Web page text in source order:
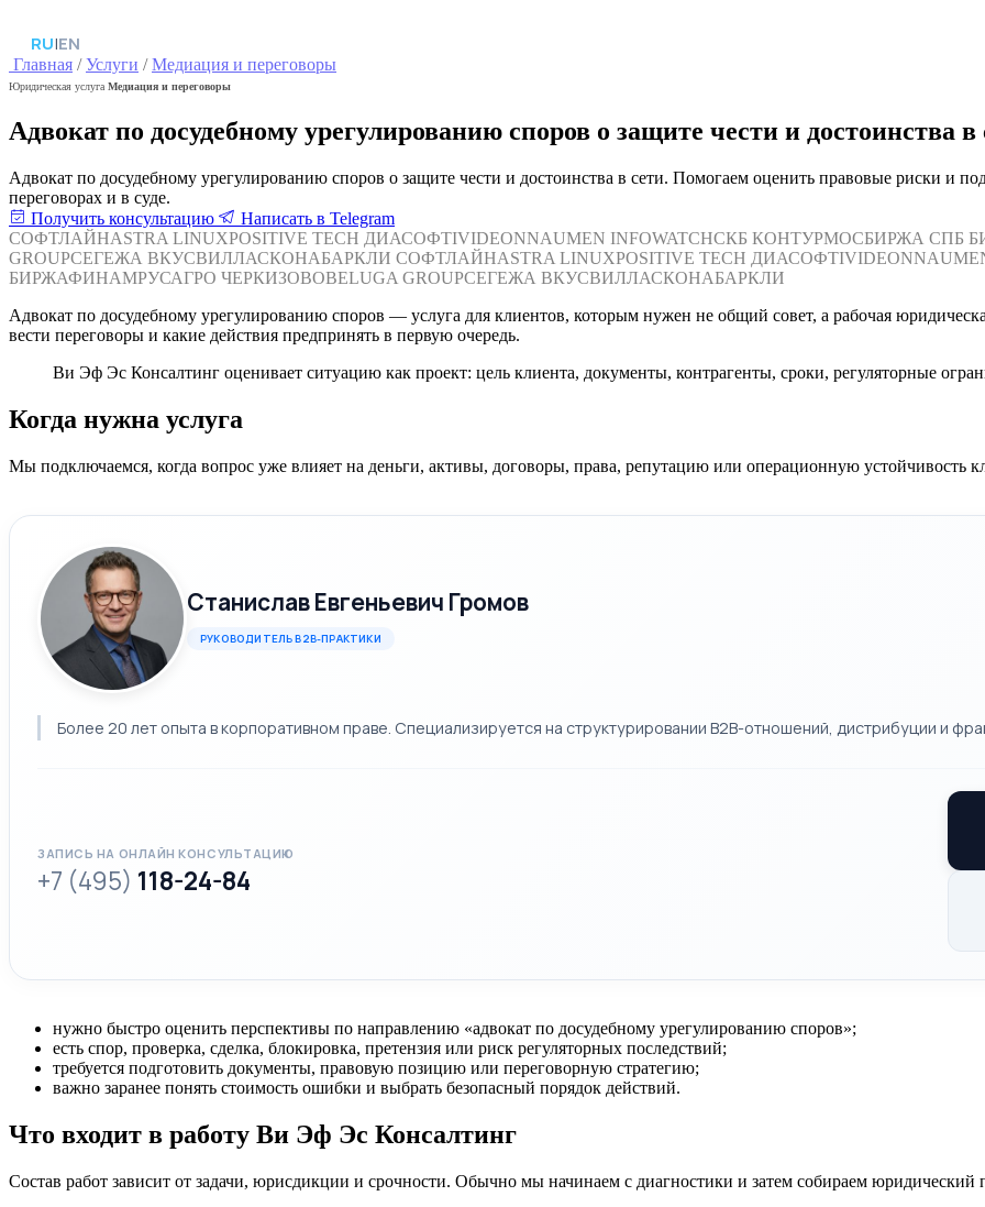
RU|EN
Главная /Услуги /Медиация и переговоры
Юридическая услуга Медиация и переговоры
Адвокат по досудебному урегулированию споров о защите чести и достоинства в
Адвокат по досудебному урегулированию споров о защите чести и достоинства в сети. Помогаем оценить правовые риски и
переговорах и в суде.
Получить консультацию
Написать в Telegram
СОФТЛАЙНASTRA LINUXPOSITIVE TECH ДИАСОФТIVIDEONNAUMEN INFOWATCHСКБ КОНТУРМОСБИРЖА СПБ
GROUPСЕГЕЖА ВКУСВИЛЛАСКОНАБАРКЛИ СОФТЛАЙНASTRA LINUXPOSITIVE TECH ДИАСОФТIVIDEON
БИРЖАФИНАМРУСАГРО ЧЕРКИЗОВОBELUGA GROUPСЕГЕЖА ВКУСВИЛЛАСКОНАБАРКЛИ
Адвокат по досудебному урегулированию споров — услуга для клиентов, которым нужен не общий совет, а рабочая
вести переговоры и какие действия предпринять в первую очередь.
Ви Эф Эс Консалтинг оценивает ситуацию как проект: цель клиента, документы, контрагенты, сроки, регуляторные
Когда нужна услуга
Мы подключаемся, когда вопрос уже влияет на деньги, активы, договоры, права, репутацию или операционную устойчивость
Станислав Евгеньевич Громов
РУКОВОДИТЕЛЬ B2B-ПРАКТИКИ
Более 20 лет опыта в корпоративном праве. Специализируется на структурировании B2B-отношений, дистрибуции и
ЗАПИСЬ НА ОНЛАЙН КОНСУЛЬТАЦИЮ
+7 (495) 118-24-84
нужно быстро оценить перспективы по направлению «адвокат по досудебному урегулированию споров»;
есть спор, проверка, сделка, блокировка, претензия или риск регуляторных последствий;
требуется подготовить документы, правовую позицию или переговорную стратегию;
важно заранее понять стоимость ошибки и выбрать безопасный порядок действий.
Что входит в работу Ви Эф Эс Консалтинг
Состав работ зависит от задачи, юрисдикции и срочности. Обычно мы начинаем с диагностики и затем собираем юридический